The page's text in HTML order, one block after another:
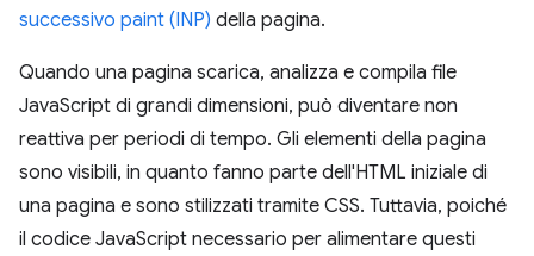
successivo paint (INP) della pagina.
Quando una pagina scarica, analizza e compila file
JavaScript di grandi dimensioni, può diventare non
reattiva per periodi di tempo. Gli elementi della pagina
sono visibili, in quanto fanno parte dell'HTML iniziale di
una pagina e sono stilizzati tramite CSS. Tuttavia, poiché
il codice JavaScript necessario per alimentare questi